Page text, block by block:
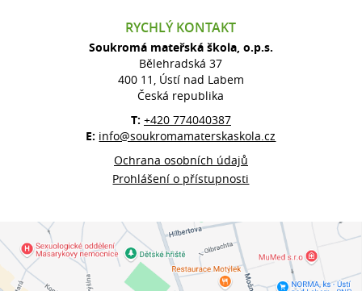
RYCHLÝ KONTAKT
Soukromá mateřská škola, o.p.s.
Bělehradská 37
400 11, Ústí nad Labem
Česká republika
T: +420 774040387
E: info@soukromamaterskaskola.cz
Ochrana osobních údajů
Prohlášení o přístupnosti